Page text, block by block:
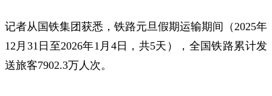
记者从国铁集团获悉，铁路元旦假期运输期间（2025年
12月31日至2026年1月4日，共5天），全国铁路累计发
送旅客7902.3万人次。